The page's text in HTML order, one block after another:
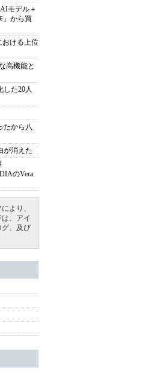
モデル＋
」から買
おける上位
高機能と
した20人
たから八
が消えた
のVera
より、
、アイ
グ、及び